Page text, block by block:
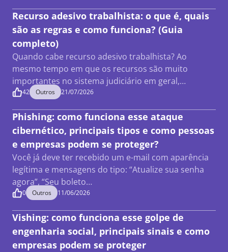
Recurso adesivo trabalhista: o que é, quais
são as regras e como funciona? (Guia
completo)
Quando cabe recurso adesivo trabalhista? Ao
mesmo tempo em que os recursos são muito
importantes no sistema judiciário em geral,…
42 Outros 21/07/2026
Phishing: como funciona esse ataque
cibernético, principais tipos e como pessoas
e empresas podem se proteger?
Você já deve ter recebido um e-mail com aparência
legítima e mensagens do tipo: “Atualize sua senha
agora”, “Seu boleto…
0 Outros 11/06/2026
Vishing: como funciona esse golpe de
engenharia social, principais sinais e como
empresas podem se proteger